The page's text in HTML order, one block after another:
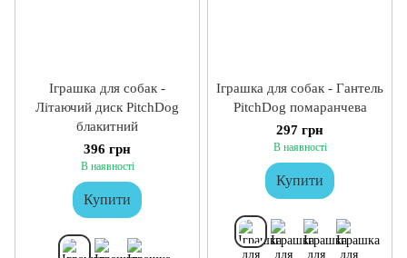
Іграшка для собак -
Літаючий диск PitchDog
блакитний
396 грн
В наявності
Купити
Іграшка для собак - Гантель
PitchDog помаранчева
297 грн
В наявності
Купити